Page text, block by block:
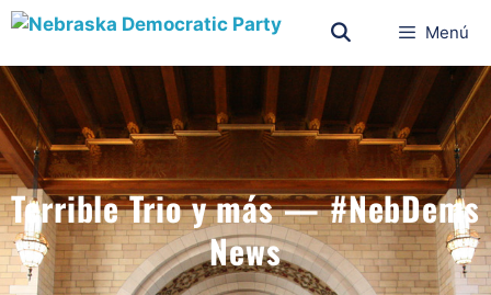
Menú
Terrible Trio y más — #NebDems
News